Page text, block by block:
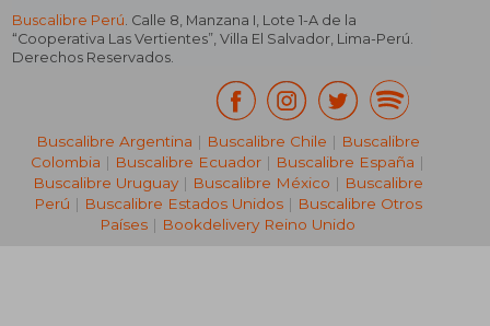
Buscalibre Perú. Calle 8, Manzana I, Lote 1-A de la
“Cooperativa Las Vertientes”, Villa El Salvador, Lima-Perú.
Derechos Reservados.
Buscalibre Argentina | Buscalibre Chile | Buscalibre
Colombia | Buscalibre Ecuador | Buscalibre España |
Buscalibre Uruguay| Buscalibre México | Buscalibre
Perú | Buscalibre Estados Unidos| Buscalibre Otros
Países | Bookdelivery Reino Unido